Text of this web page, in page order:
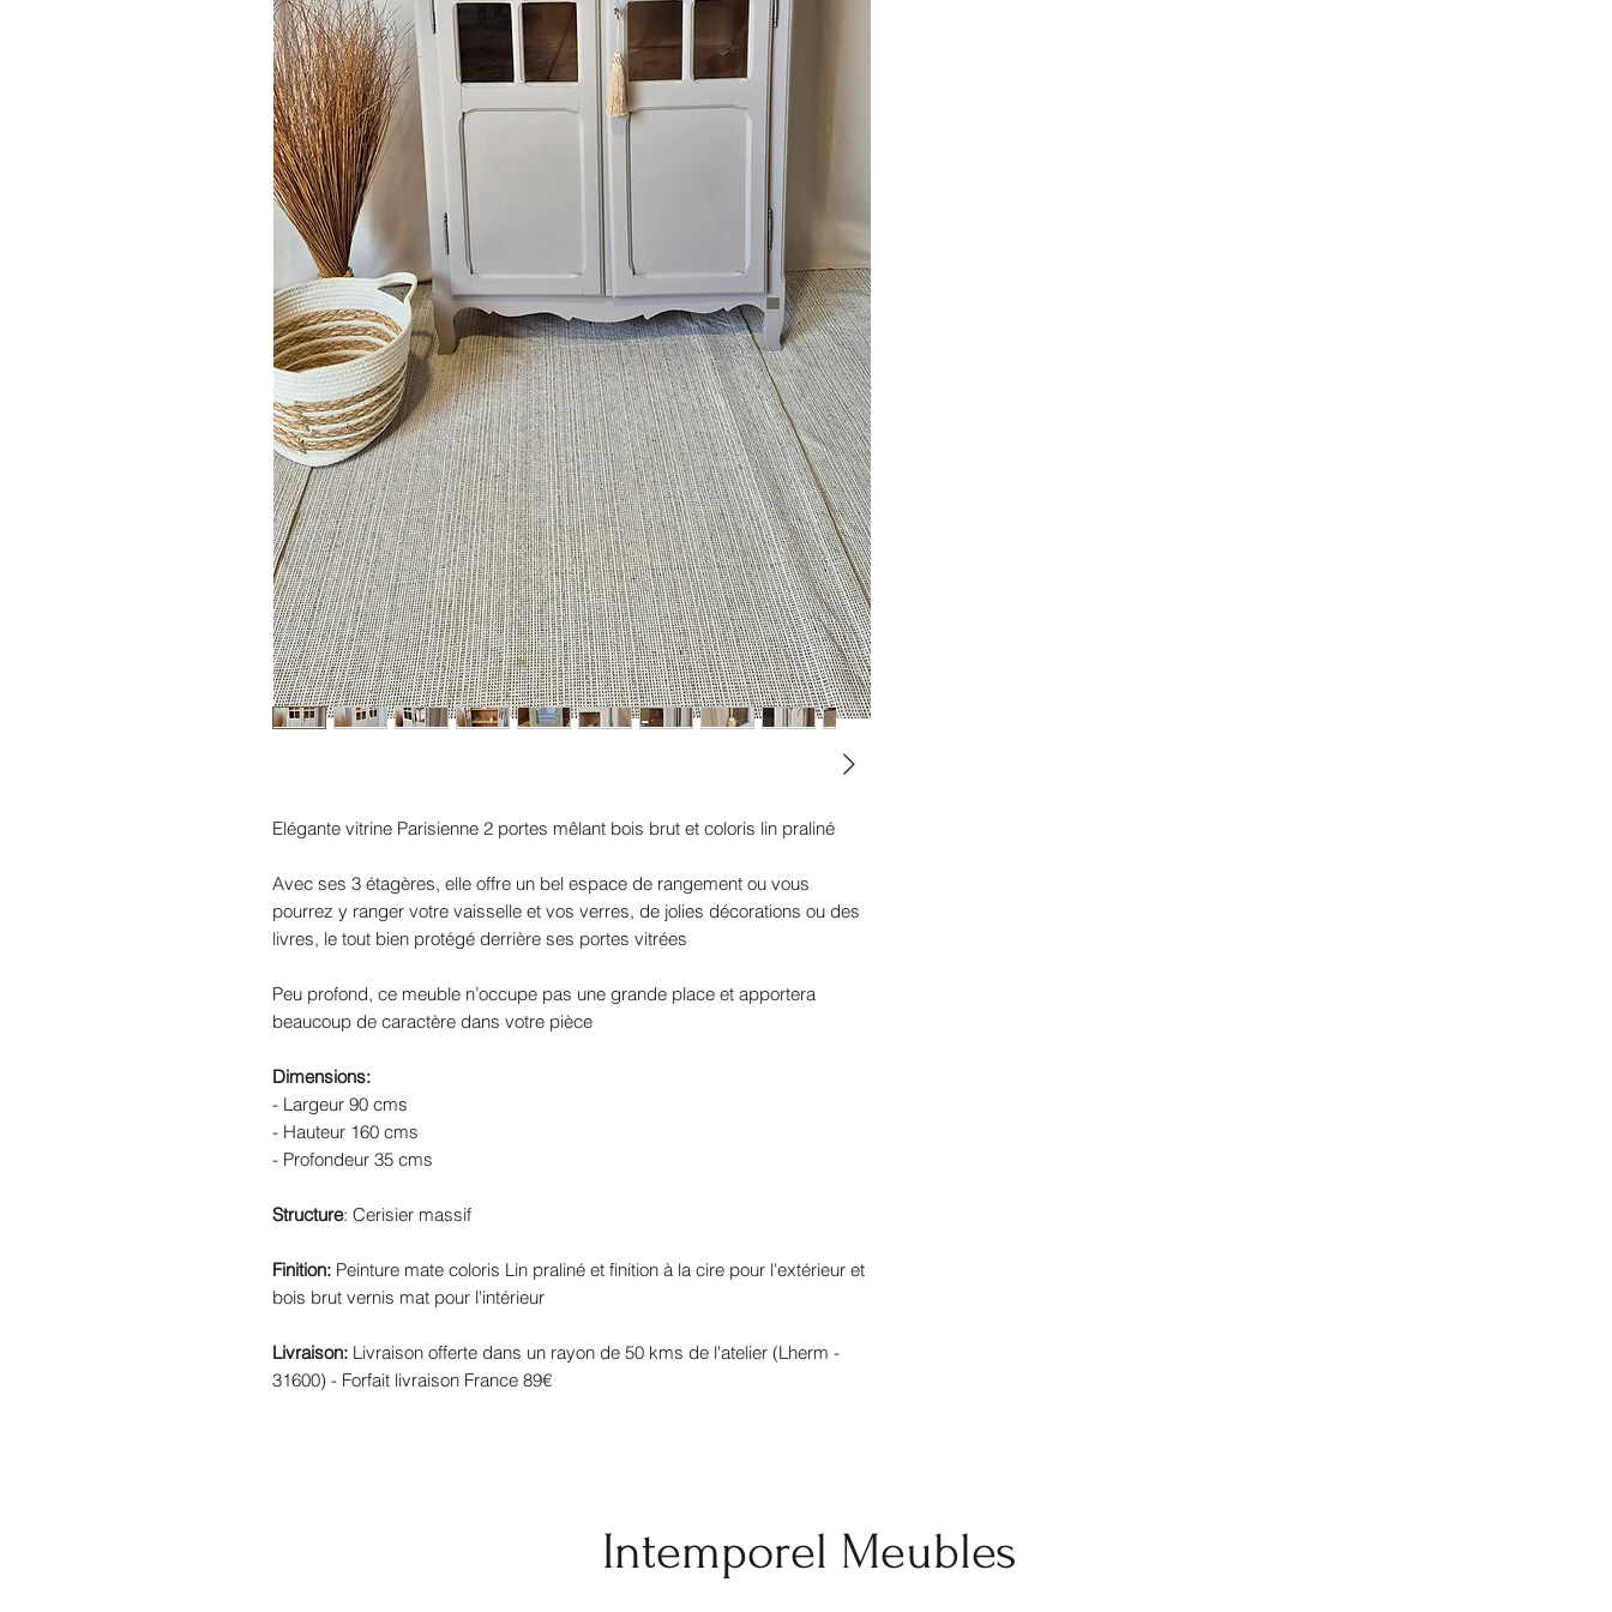
Elégante vitrine Parisienne 2 portes mêlant bois brut et coloris lin praliné
Avec ses 3 étagères, elle offre un bel espace de rangement ou vous
pourrez y ranger votre vaisselle et vos verres, de jolies décorations ou des
livres, le tout bien protégé derrière ses portes vitrées
Peu profond, ce meuble n’occupe pas une grande place et apportera
beaucoup de caractère dans votre pièce
Dimensions:
- Largeur 90 cms
- Hauteur 160 cms
- Profondeur 35 cms
Structure: Cerisier massif
Finition: Peinture mate coloris Lin praliné et finition à la cire pour l'extérieur et
bois brut vernis mat pour l'intérieur
Livraison: Livraison offerte dans un rayon de 50 kms de l'atelier (Lherm -
31600) - Forfait livraison France 89€
Intemporel Meubles